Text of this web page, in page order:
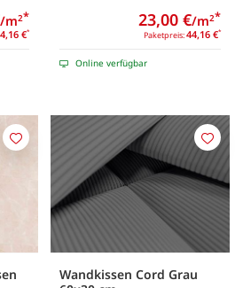
€*
/m2*
Paketpreis:44,16 €*
23,00 €/m2*
Online verfügbar
Merken
Wandkissen Cord Grau